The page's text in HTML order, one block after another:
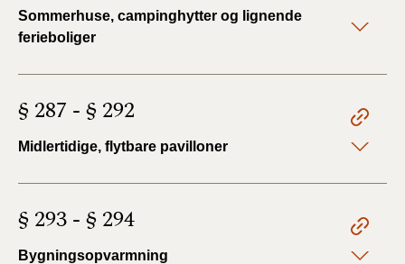
Sommerhuse, campinghytter og lignende
ferieboliger
§ 287 - § 292
Midlertidige, flytbare pavilloner
§ 293 - § 294
Bygningsopvarmning